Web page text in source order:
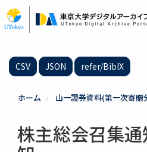
イ
ン
CSV JSON refer/BibIX
ホーム 山一證券資料(第一次寄贈
株主総会召集